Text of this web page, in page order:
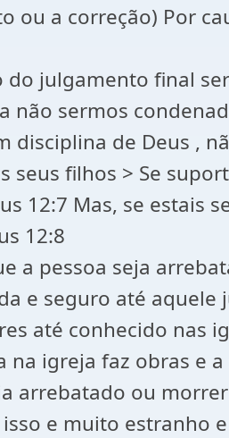
ou a correção) Por
do julgamento final
não sermos
disciplina de Deus ,
seus filhos > Se
12:7 Mas, se estais
12:8
a pessoa seja
e seguro até
até conhecido nas
na igreja faz obras e
arrebatado ou
e muito